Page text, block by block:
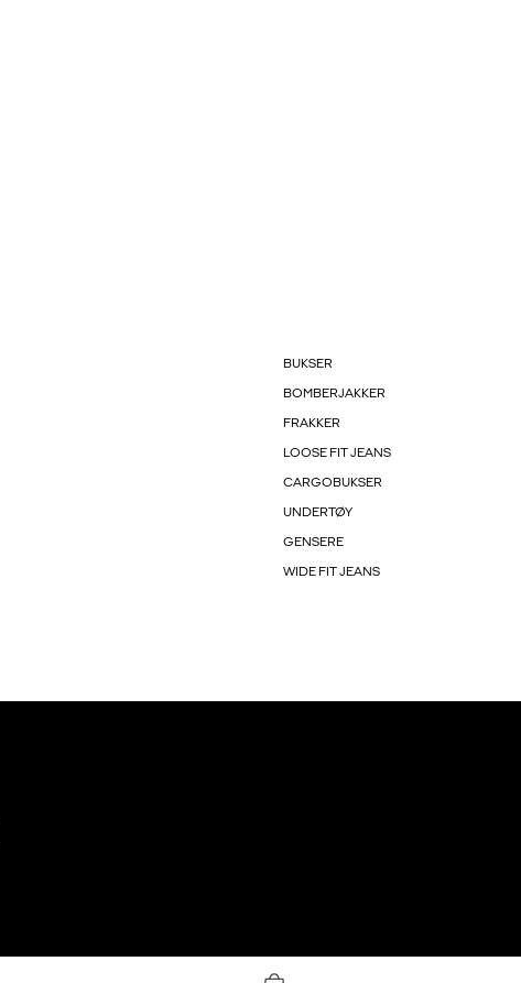
BUKSER
BOMBERJAKKER
FRAKKER
LOOSE FIT JEANS
CARGOBUKSER
UNDERTØY
GENSERE
WIDE FIT JEANS